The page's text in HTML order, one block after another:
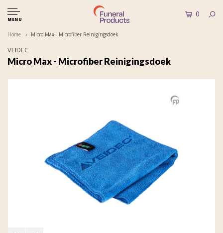
MENU
0
Home Micro Max - Microfiber Reinigingsdoek
VEIDEC
Micro Max - Microfiber Reinigingsdoek